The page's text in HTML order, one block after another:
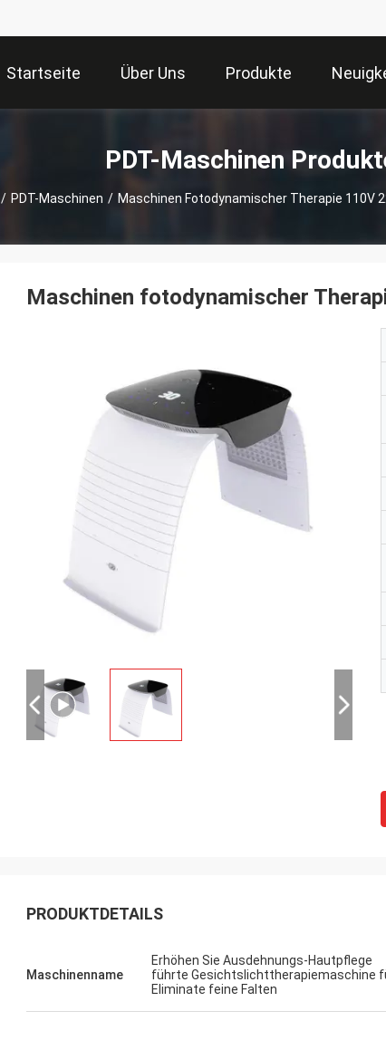
Startseite Über Uns Produkte
PDT-Maschinen
/ PDT-Maschinen / Maschinen Fotodynamischer Therapie 110V
Maschinen fotodynamischer
PRODUKTDETAILS
Maschinenname
Erhöhen Sie Ausdehnungs-Hautpflege
führte Gesichtslichttherapiemaschine
Eliminate feine Falten